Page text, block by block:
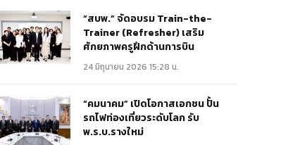
“สบพ.” จัดอบรม Train-the-
Trainer (Refresher) เสริม
ศักยภาพครูฝึกด้านการบิน
24 มิถุนายน 2026 15:28 น.
“คมนาคม” เปิดโอกาสเอกชน ปั้น
รถไฟท่องเที่ยวระดับโลก รับ
พ.ร.บ.รางใหม่